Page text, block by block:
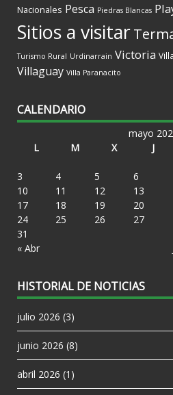
Nacionales Pesca Piedras Blancas
Sitios a visitar
Turismo Rural Urdinarrain Victoria
Villaguay Villa Paranacito
CALENDARIO
mayo
L
M X J
« Abr
3
4 5 6
10
11 12 13
17
18 19 20
24
25 26 27
31
HISTORIAL DE NOTICIAS
julio 2026 (3)
junio 2026 (8)
abril 2026 (1)